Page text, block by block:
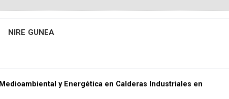
NIRE GUNEA
y Energética en Calderas Industriales en